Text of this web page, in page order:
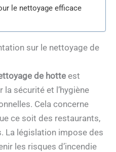
le nettoyage efficace
sur le nettoyage de
de hotte est
sécurité et l’hygiène
Cela concerne
ce soit des restaurants,
La législation impose des
les risques d’incendie